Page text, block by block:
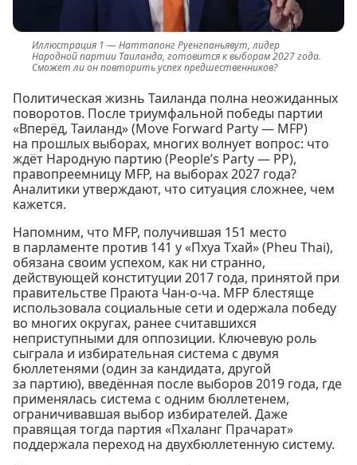
Наттапонг Руенгпаньявут, лидер
Народной партии Таиланда, готовится к выборам 2027 года.
Сможет ли он повторить успех предшественников?
Политическая жизнь Таиланда полна неожиданных
поворотов. После триумфальной победы партии
«Вперёд, Таиланд» (Move Forward Party — MFP)
на прошлых выборах, многих волнует вопрос: что
ждёт Народную партию (People’s Party — PP),
правопреемницу MFP, на выборах 2027 года?
Аналитики утверждают, что ситуация сложнее, чем
кажется.
Напомним, что MFP, получившая 151 место
в парламенте против 141 у «Пхуа Тхай» (Pheu Thai),
обязана своим успехом, как ни странно,
действующей конституции 2017 года, принятой при
правительстве Праюта Чан-о-ча. MFP блестяще
использовала социальные сети и одержала победу
во многих округах, ранее считавшихся
неприступными для оппозиции. Ключевую роль
сыграла и избирательная система с двумя
бюллетенями (один за кандидата, другой
за партию), введённая после выборов 2019 года, где
применялась система с одним бюллетенем,
ограничивавшая выбор избирателей. Даже
правящая тогда партия «Пхаланг Прачарат»
поддержала переход на двухбюллетенную систему.